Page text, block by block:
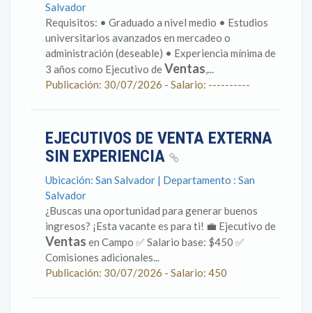
Salvador
Requisitos: • Graduado a nivel medio • Estudios
universitarios avanzados en mercadeo o
administración (deseable) • Experiencia mínima de
3 años como Ejecutivo deVentas,...
Publicación: 30/07/2026 - Salario: ----------
EJECUTIVOS DE VENTA EXTERNA
SIN EXPERIENCIA
Ubicación: San Salvador | Departamento : San
Salvador
¿Buscas una oportunidad para generar buenos
ingresos? ¡Esta vacante es para ti! 💼 Ejecutivo de
Ventas en Campo ✅ Salario base: $450 ✅
Comisiones adicionales...
Publicación: 30/07/2026 - Salario: 450